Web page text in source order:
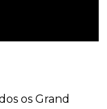
os Grand